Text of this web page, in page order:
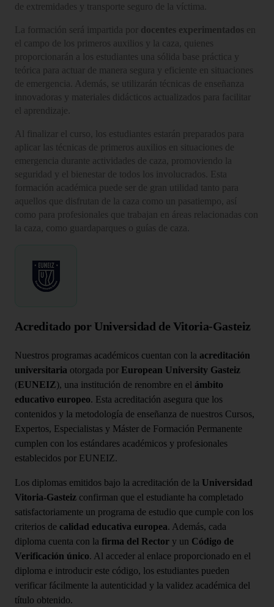
de extremidades y transporte seguro de la víctima.
La formación será impartida por docentes experimentados en
el campo de los primeros auxilios y la caza, quienes
proporcionarán a los estudiantes una sólida base práctica y
teórica para actuar de manera segura y eficiente en situaciones
de emergencia. Además, se utilizarán técnicas de enseñanza
innovadoras y materiales didácticos actualizados para facilitar
el aprendizaje.
Al finalizar el curso, los estudiantes estarán preparados para
aplicar las técnicas de primeros auxilios en situaciones de
emergencia durante actividades de caza, promoviendo la
seguridad y el bienestar de todos los involucrados. Esta
formación académica puede ser de gran utilidad tanto para
aquellos que disfrutan de la caza como un pasatiempo, así
como para profesionales que trabajan en áreas relacionadas con
la caza, como guardaparques o guías de caza.
Acreditado por Universidad de Vitoria-Gasteiz
Nuestros programas académicos cuentan con la acreditación
universitaria otorgada por European University Gasteiz
(EUNEIZ), una institución de renombre en el ámbito
educativo europeo. Esta acreditación asegura que los
contenidos y la metodología de enseñanza de nuestros Cursos,
Expertos, Especialistas y Máster de Formación Permanente
cumplen con los estándares académicos y profesionales
establecidos por EUNEIZ.
Los diplomas emitidos bajo la acreditación de la Universidad
Vitoria-Gasteiz confirman que el estudiante ha completado
satisfactoriamente un programa de estudio que cumple con los
criterios de calidad educativa europea. Además, cada
diploma cuenta con la firma del Rector y un Código de
Verificación único. Al acceder al enlace proporcionado en el
diploma e introducir este código, los estudiantes pueden
verificar fácilmente la autenticidad y la validez académica del
título obtenido.